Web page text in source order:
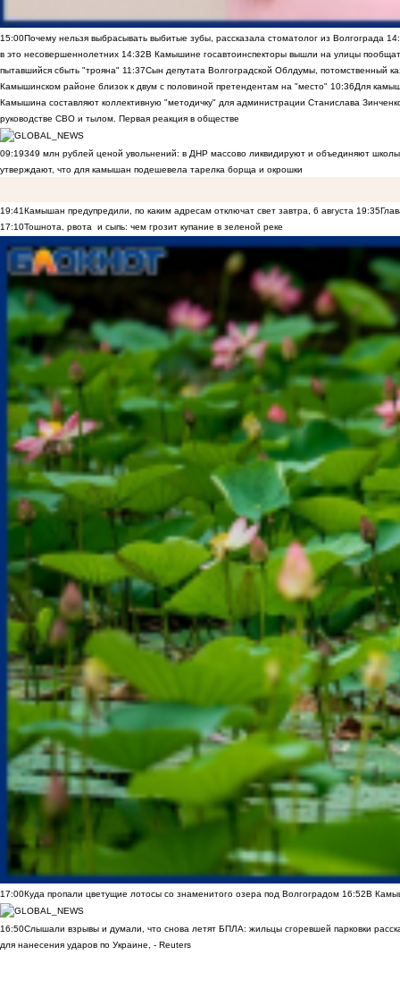
15:00Почему нельзя выбрасывать выбитые зубы, рассказала стоматолог из Волгограда
в это несовершеннолетних 14:32В Камышине госавтоинспекторы вышли на улицы
пытавшийся сбыть "трояна" 11:37Сын депутата Волгоградской Облдумы, потомственный
Камышинском районе близок к двум с половиной претендентам на "место" 10:36Для
Камышина составляют коллективную "методичку" для администрации Станислава
руководстве СВО и тылом. Первая реакция в обществе
09:19349 млн рублей ценой увольнений: в ДНР массово ликвидируют и объединяют
утверждают, что для камышан подешевела тарелка борща и окрошки
19:41Камышан предупредили, по каким адресам отключат свет завтра, 6 августа 19:35
17:10Тошнота, рвота и сыпь: чем грозит купание в зеленой реке
17:00Куда пропали цветущие лотосы со знаменитого озера под Волгоградом 16:52В
16:50Слышали взрывы и думали, что снова летят БПЛА: жильцы сгоревшей парковки
для нанесения ударов по Украине, - Reuters